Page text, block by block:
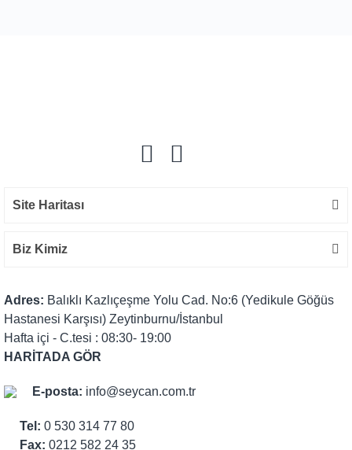
Site Haritası
Biz Kimiz
Adres: Balıklı Kazlıçeşme Yolu Cad. No:6 (Yedikule Göğüs
Hastanesi Karşısı) Zeytinburnu/İstanbul
Hafta içi - C.tesi : 08:30- 19:00
HARİTADA GÖR
E-posta: info@seycan.com.tr
Tel: 0 530 314 77 80
Fax: 0212 582 24 35